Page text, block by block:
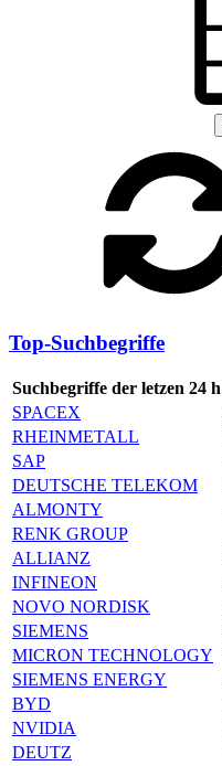
Top-Suchbegriffe
Suchbegriffe der letzen 24 h
SPACEX
RHEINMETALL
SAP
DEUTSCHE TELEKOM
ALMONTY
RENK GROUP
ALLIANZ
INFINEON
NOVO NORDISK
SIEMENS
MICRON TECHNOLOGY
SIEMENS ENERGY
BYD
NVIDIA
DEUTZ